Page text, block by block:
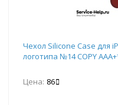
Чехол Silicone Case для
логотипа №14 COPY
Цена: 86